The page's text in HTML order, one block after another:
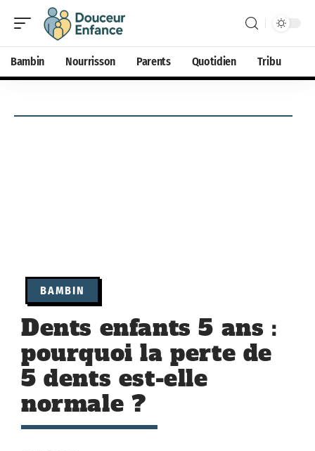
Bambin Nourrisson Parents Quotidien Tribu
BAMBIN
Dents enfants 5 ans :
pourquoi la perte de
5 dents est-elle
normale ?